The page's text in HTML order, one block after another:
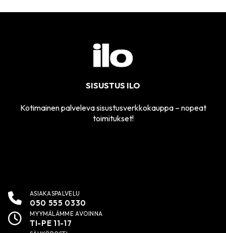
SISUSTUS ILO
Kotimainen palveleva sisustusverkkokauppa – nopeat
toimitukset!
ASIAKASPALVELU
050 555 0330
MYYMÄLÄMME AVOINNA
TI-PE 11-17